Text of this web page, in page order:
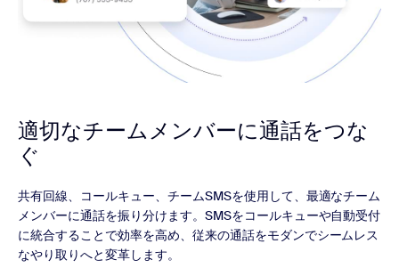
適切なチームメンバーに通話をつな
ぐ
共有回線、コールキュー、チームSMSを使用して、最適なチーム
メンバーに通話を振り分けます。SMSをコールキューや自動受付
に統合することで効率を高め、従来の通話をモダンでシームレス
なやり取りへと変革します。